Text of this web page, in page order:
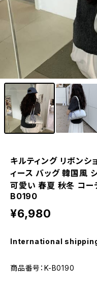
キルティング リボンシ
ィース バッグ 韓国風
可愛い 春夏 秋冬 コー
B0190
¥6,980
International
商品番号：K-B0190